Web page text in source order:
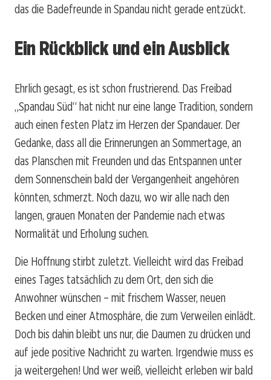
das die Badefreunde in Spandau nicht gerade entzückt.
Ein Rückblick und ein Ausblick
Ehrlich gesagt, es ist schon frustrierend. Das Freibad
„Spandau Süd“ hat nicht nur eine lange Tradition, sondern
auch einen festen Platz im Herzen der Spandauer. Der
Gedanke, dass all die Erinnerungen an Sommertage, an
das Planschen mit Freunden und das Entspannen unter
dem Sonnenschein bald der Vergangenheit angehören
könnten, schmerzt. Noch dazu, wo wir alle nach den
langen, grauen Monaten der Pandemie nach etwas
Normalität und Erholung suchen.
Die Hoffnung stirbt zuletzt. Vielleicht wird das Freibad
eines Tages tatsächlich zu dem Ort, den sich die
Anwohner wünschen – mit frischem Wasser, neuen
Becken und einer Atmosphäre, die zum Verweilen einlädt.
Doch bis dahin bleibt uns nur, die Daumen zu drücken und
auf jede positive Nachricht zu warten. Irgendwie muss es
ja weitergehen! Und wer weiß, vielleicht erleben wir bald